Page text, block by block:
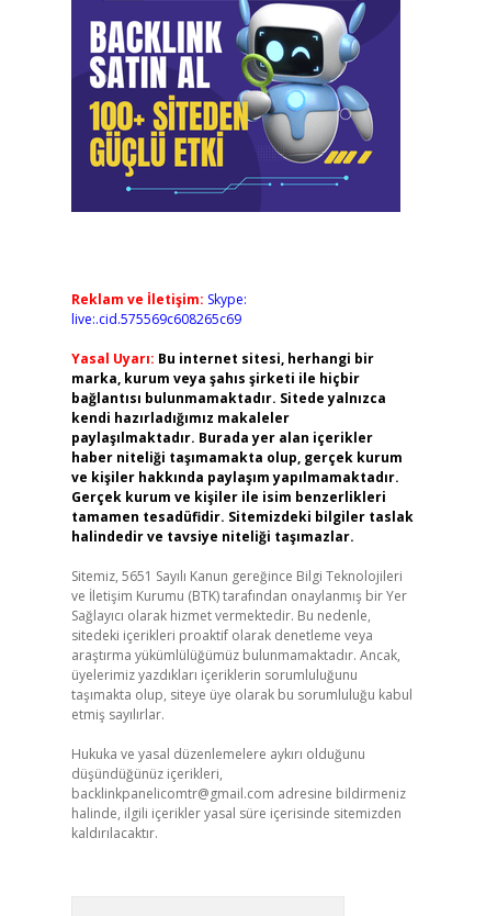
Reklam ve İletişim: Skype:
live:.cid.575569c608265c69
Yasal Uyarı: Bu internet sitesi, herhangi bir
marka, kurum veya şahıs şirketi ile hiçbir
bağlantısı bulunmamaktadır. Sitede yalnızca
kendi hazırladığımız makaleler
paylaşılmaktadır. Burada yer alan içerikler
haber niteliği taşımamakta olup, gerçek kurum
ve kişiler hakkında paylaşım yapılmamaktadır.
Gerçek kurum ve kişiler ile isim benzerlikleri
tamamen tesadüfidir. Sitemizdeki bilgiler taslak
halindedir ve tavsiye niteliği taşımazlar.
Sitemiz, 5651 Sayılı Kanun gereğince Bilgi Teknolojileri
ve İletişim Kurumu (BTK) tarafından onaylanmış bir Yer
Sağlayıcı olarak hizmet vermektedir. Bu nedenle,
sitedeki içerikleri proaktif olarak denetleme veya
araştırma yükümlülüğümüz bulunmamaktadır. Ancak,
üyelerimiz yazdıkları içeriklerin sorumluluğunu
taşımakta olup, siteye üye olarak bu sorumluluğu kabul
etmiş sayılırlar.
Hukuka ve yasal düzenlemelere aykırı olduğunu
düşündüğünüz içerikleri,
backlinkpanelicomtr@gmail.com adresine bildirmeniz
halinde, ilgili içerikler yasal süre içerisinde sitemizden
kaldırılacaktır.